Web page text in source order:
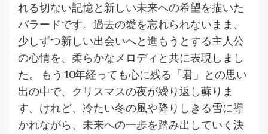
れる切ない記憶と新しい未来への希望を描いた
バラードです。過去の愛を忘れられないまま、
少しずつ新しい出会いへと進もうとする主人公
の心情を、柔らかなメロディと共に表現しまし
た。 もう10年経っても心に残る「君」との思い
出の中で、クリスマスの夜が繰り返し蘇りま
す。けれど、冷たい冬の風や降りしきる雪に導
かれながら、未来への一歩を踏み出していく決